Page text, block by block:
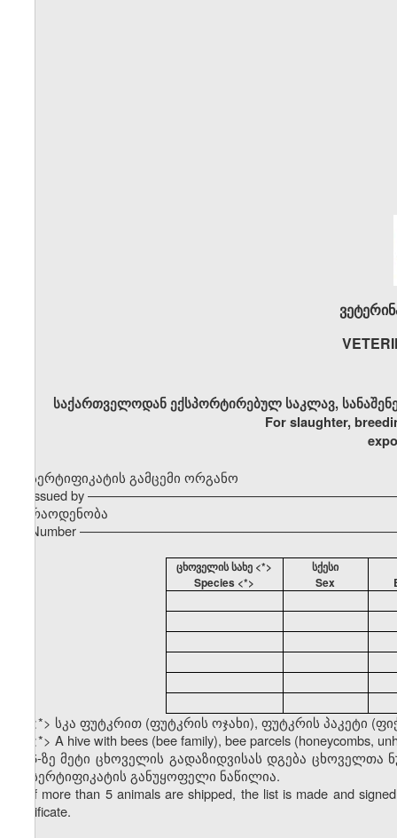
საქართველოდან ექსპორტირებულ საკლავ,
For slaughter,
სერტიფიკატის გამცემი ორგანო
Issued by
რაოდენობა
Number
ცხოველის სახე <*>
Species <*>
სქესი
Sex
<*> სკა ფუტკრით (ფუტკრის ოჯახი), ფუტკრის პაკეტი
<*> A hive with bees (bee family), bee parcels (honeycombs,
5-ზე მეტი ცხოველის გადაზიდვისას დგება
ამ სერტიფიკატის განუყოფელი ნაწილია.
If more than 5 animals are shipped, the list is made and
certificate.